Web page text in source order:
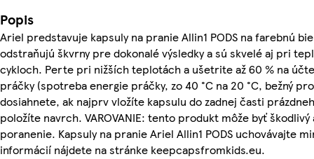
Popis
Ariel predstavuje kapsuly na pranie Allin1 PODS na farebnú
odstraňujú škvrny pre dokonalé výsledky a sú skvelé aj pri
cykloch. Perte pri nižších teplotách a ušetrite až 60 % na
práčky (spotreba energie práčky, zo 40 °C na 20 °C, bežný
dosiahnete, ak najprv vložíte kapsulu do zadnej časti
položíte navrch. VAROVANIE: tento produkt môže byť
poranenie. Kapsuly na pranie Ariel Allin1 PODS uchovávajte
informácií nájdete na stránke keepcapsfromkids.eu.